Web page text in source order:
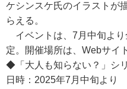
ケシンスケ氏のイラストが
らえる。
イベントは、7月中旬より
定。開催場所は、Webサイ
◆「大人も知らない？」シ
日時：2025年7月中旬より